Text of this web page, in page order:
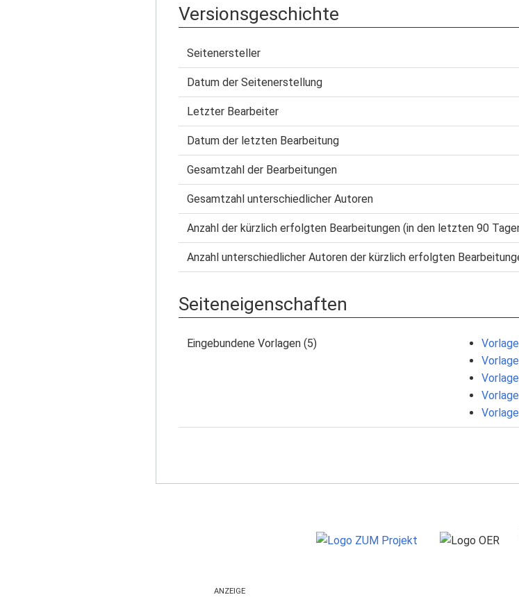
Versionsgeschichte
Seitenersteller
Datum der Seitenerstellung
Letzter Bearbeiter
Datum der letzten Bearbeitung
Gesamtzahl der Bearbeitungen
Gesamtzahl unterschiedlicher Autoren
Anzahl der kürzlich erfolgten Bearbeitungen (in den letzten 90
Anzahl unterschiedlicher Autoren der kürzlich erfolgten
Seiteneigenschaften
Eingebundene Vorlagen (5)
ANZEIGE